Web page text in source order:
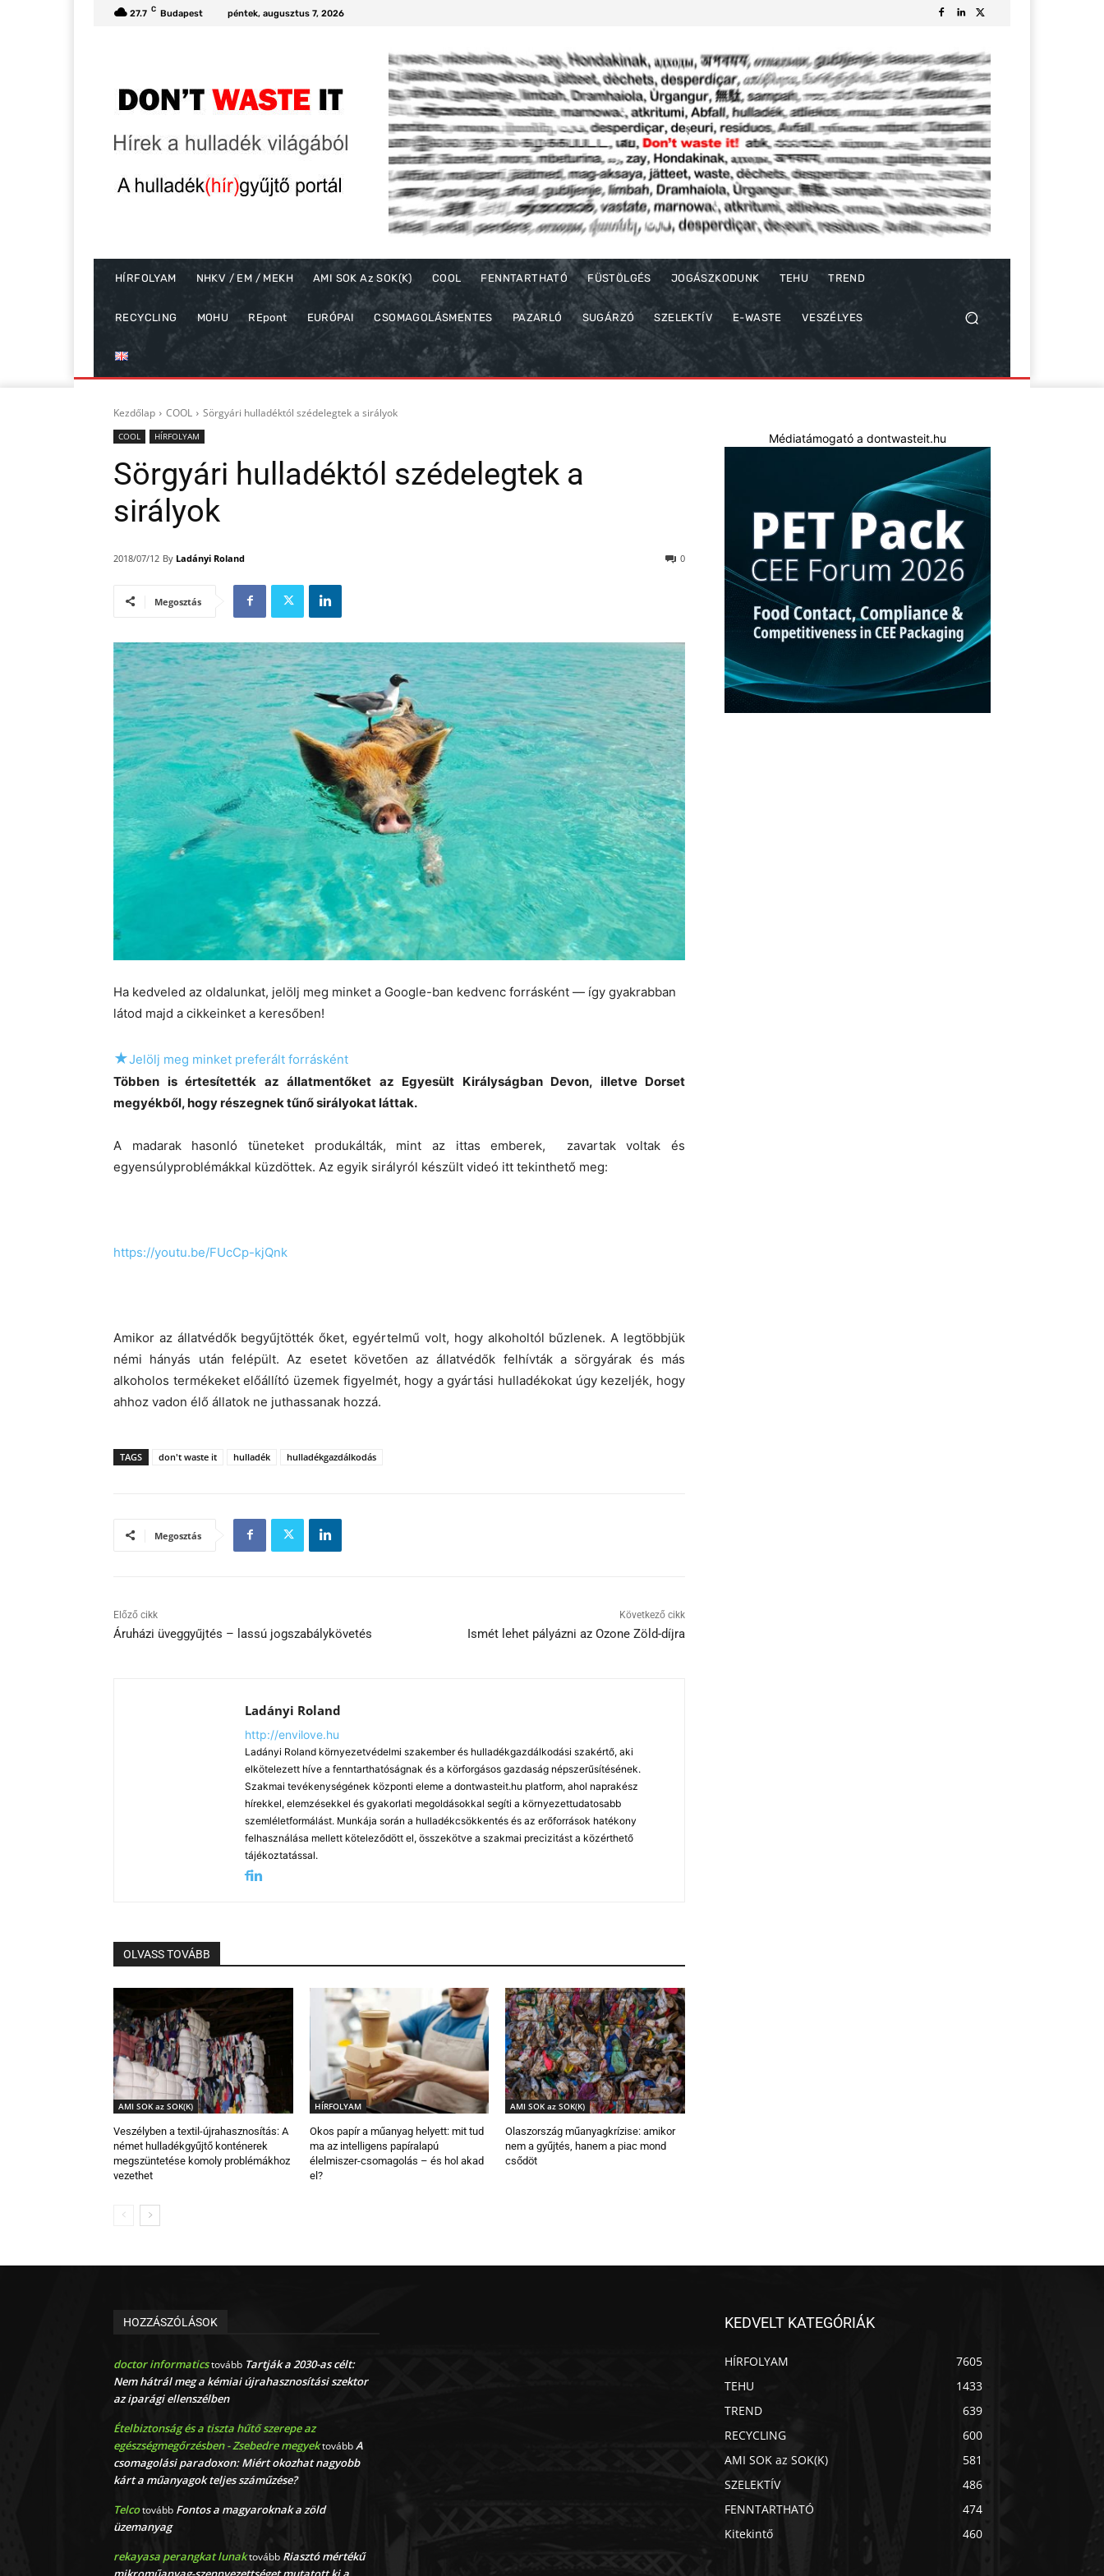
27.7 C Budapest péntek, augusztus 7, 2026
HÍRFOLYAM NHKV / EM / MEKH AMI SOK Az SOK(K) COOL FENNTARTHATÓ FÜSTÖLGÉS JOGÁSZKODUNK TEHU TREND
RECYCLING MOHU REpont EURÓPAI CSOMAGOLÁSMENTES PAZARLÓ SUGÁRZÓ SZELEKTÍV E-WASTE VESZÉLYES
Kezdőlap COOL Sörgyári hulladéktól szédelegtek a sirályok
COOL HÍRFOLYAM
Sörgyári hulladéktól szédelegtek a
sirályok
2018/07/12 By Ladányi Roland 0
Megosztás
Ha kedveled az oldalunkat, jelölj meg minket a Google-ban kedvenc forrásként — így gyakrabban
látod majd a cikkeinket a keresőben!
★Jelölj meg minket preferált forrásként
Többen is értesítették az állatmentőket az Egyesült Királyságban Devon, illetve Dorset
megyékből, hogy részegnek tűnő sirályokat láttak.
A madarak hasonló tüneteket produkálták, mint az ittas emberek, zavartak voltak és
egyensúlyproblémákkal küzdöttek. Az egyik sirályról készült videó itt tekinthető meg:
https://youtu.be/FUcCp-kjQnk
Amikor az állatvédők begyűjtötték őket, egyértelmű volt, hogy alkoholtól bűzlenek. A legtöbbjük
némi hányás után felépült. Az esetet követően az állatvédők felhívták a sörgyárak és más
alkoholos termékeket előállító üzemek figyelmét, hogy a gyártási hulladékokat úgy kezeljék, hogy
ahhoz vadon élő állatok ne juthassanak hozzá.
TAGS don't waste it hulladék hulladékgazdálkodás
Megosztás
Előző cikk
Áruházi üveggyűjtés – lassú jogszabálykövetés
Következő cikk
Ismét lehet pályázni az Ozone Zöld-díjra
Ladányi Roland
http://envilove.hu
Ladányi Roland környezetvédelmi szakember és hulladékgazdálkodási szakértő, aki
elkötelezett híve a fenntarthatóságnak és a körforgásos gazdaság népszerűsítésének.
Szakmai tevékenységének központi eleme a dontwasteit.hu platform, ahol naprakész
hírekkel, elemzésekkel és gyakorlati megoldásokkal segíti a környezettudatosabb
szemléletformálást. Munkája során a hulladékcsökkentés és az erőforrások hatékony
felhasználása mellett köteleződött el, összekötve a szakmai precizitást a közérthető
tájékoztatással.
OLVASS TOVÁBB
AMI SOK az SOK(K)
Veszélyben a textil-újrahasznosítás: A
német hulladékgyűjtő konténerek
megszüntetése komoly problémákhoz
vezethet
HÍRFOLYAM
Okos papír a műanyag helyett: mit tud
ma az intelligens papíralapú
élelmiszer-csomagolás – és hol akad
el?
AMI SOK az SOK(K)
Olaszország műanyagkrízise: amikor
nem a gyűjtés, hanem a piac mond
csődöt
Médiatámogató a dontwasteit.hu
HOZZÁSZÓLÁSOK
doctor informaticstovább Tartják a 2030-as célt:
Nem hátrál meg a kémiai újrahasznosítási szektor
az iparági ellenszélben
Ételbiztonság és a tiszta hűtő szerepe az
egészségmegőrzésben - Zsebedre megyektovábbA
csomagolási paradoxon: Miért okozhat nagyobb
kárt a műanyagok teljes száműzése?
Telcotovább Fontos a magyaroknak a zöld
üzemanyag
rekayasa perangkat lunaktovább Riasztó mértékű
KEDVELT KATEGÓRIÁK
HÍRFOLYAM
7605
TEHU
1433
TREND
639
RECYCLING
600
AMI SOK az SOK(K)
581
SZELEKTÍV
486
FENNTARTHATÓ
474
Kitekintő
460
Mr wAIste